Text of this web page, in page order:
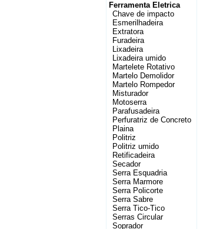
Ferramenta Eletrica
Chave de impacto
Esmerilhadeira
Extratora
Furadeira
Lixadeira
Lixadeira umido
Martelete Rotativo
Martelo Demolidor
Martelo Rompedor
Misturador
Motoserra
Parafusadeira
Perfuratriz de Concreto
Plaina
Politriz
Politriz umido
Retificadeira
Secador
Serra Esquadria
Serra Marmore
Serra Policorte
Serra Sabre
Serra Tico-Tico
Serras Circular
Soprador